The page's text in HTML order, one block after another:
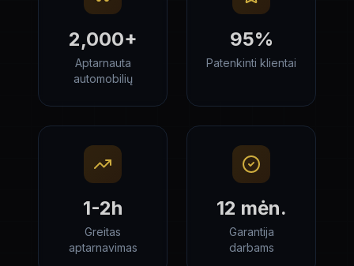
2,000+
Aptarnauta
automobilių
95%
Patenkinti klientai
1-2h
Greitas
aptarnavimas
12 mėn.
Garantija
darbams